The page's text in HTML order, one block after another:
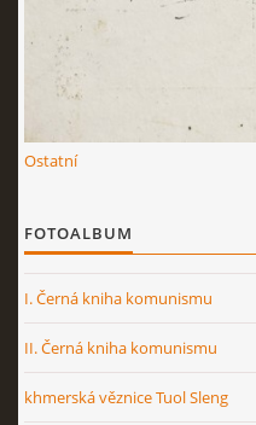
Ostatní
FOTOALBUM
I. Černá kniha komunismu
II. Černá kniha komunismu
khmerská věznice Tuol Sleng